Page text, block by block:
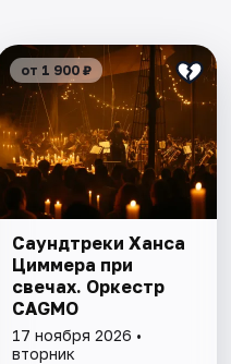
от 1 900 ₽
Саундтреки Ханса
Циммера при
свечах. Оркестр
CAGMO
17 ноября 2026 •
вторник